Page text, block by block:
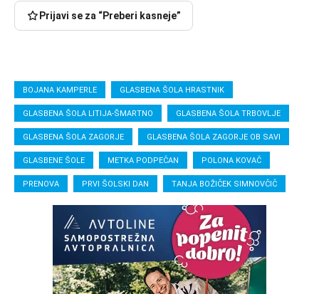
Prijavi se za “Preberi kasneje”
BOJANA KAMPERLE GLASBENA ŠOLA HRASTNIK
GLASBENA ŠOLA LITIJA-ŠMARTNO GLASBENA ŠOLA TRBOVLJE
GLASBENA ŠOLA ZAGORJE GLASBENA ŠOLA ZAGORJE OB SAVI
GLASBENE ŠOLE METKA PODPEČAN POLONA KOVAČ
PRENOVA PRVI ŠOLSKI DAN TANJA BOŽIČEK SIMNOVČIČ